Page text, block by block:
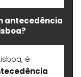
antecedência
é